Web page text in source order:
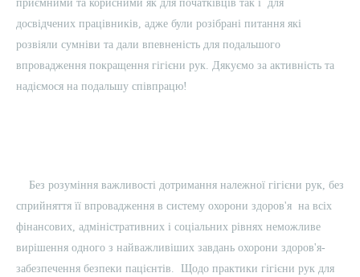
приємними та корисними як для початківців так і для
досвідчених працівників, адже були розібрані питання які
розвіяли сумніви та дали впевненість для подальшого
впровадження покращення гігієни рук. Дякуємо за активність та
надіємося на подальшу співпрацю!
Без розуміння важливості дотримання належної гігієни рук, без
сприйняття її впровадження в систему охорони здоров'я на всіх
фінансових, адміністративних і соціальних рівнях неможливе
вирішення одного з найважливіших завдань охорони здоров'я-
забезпечення безпеки пацієнтів. Щодо практики гігієни рук для